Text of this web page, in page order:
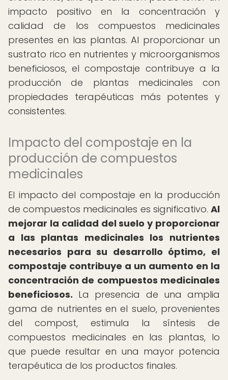
impacto positivo en la concentración y
calidad de los compuestos medicinales
presentes en las plantas. Al proporcionar un
sustrato rico en nutrientes y microorganismos
beneficiosos, el compostaje contribuye a la
producción de plantas medicinales con
propiedades terapéuticas más potentes y
consistentes.
Impacto del compostaje en la
producción de compuestos
medicinales
El impacto del compostaje en la producción
de compuestos medicinales es significativo. Al
mejorar la calidad del suelo y proporcionar
a las plantas medicinales los nutrientes
necesarios para su desarrollo óptimo, el
compostaje contribuye a un aumento en la
concentración de compuestos medicinales
beneficiosos. La presencia de una amplia
gama de nutrientes en el suelo, provenientes
del compost, estimula la síntesis de
compuestos medicinales en las plantas, lo
que puede resultar en una mayor potencia
terapéutica de los productos finales.